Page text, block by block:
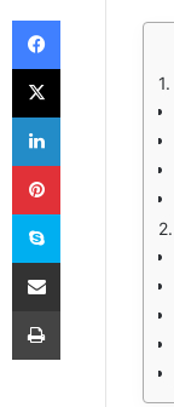
Facebook
X
LinkedIn
Pinterest
Skype
E-Posta ile paylaş